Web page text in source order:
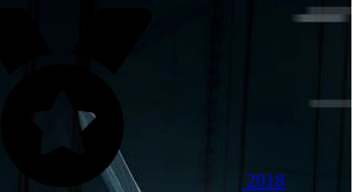
2018